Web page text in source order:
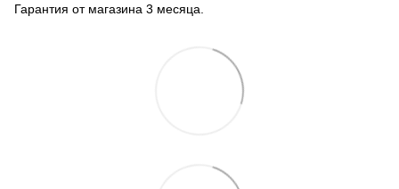
Гарантия от магазина 3 месяца.